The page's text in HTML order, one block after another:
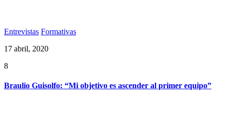
Entrevistas Formativas
17 abril, 2020
8
Braulio Guisolfo: “Mi objetivo es ascender al primer equipo”